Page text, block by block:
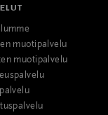
muotipalvelu
muotipalvelu